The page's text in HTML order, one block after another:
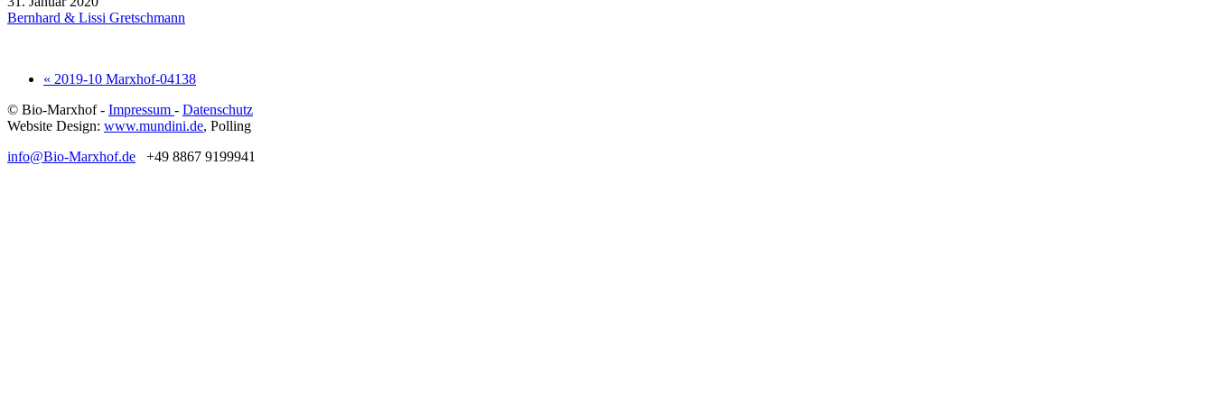
Bernhard & Lissi Gretschmann
« 2019-10 Marxhof-04138
© Bio-Marxhof - Impressum - Datenschutz
Website Design: www.mundini.de, Polling
info@Bio-Marxhof.de
+49 8867 9199941